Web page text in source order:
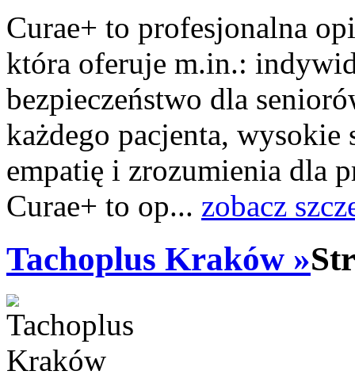
Curae+ to profesjonalna
która oferuje m.in.:
bezpieczeństwo dla
każdego pacjenta, wysokie
empatię i zrozumienia dla
Curae+ to op... zobacz
Tachoplus Kraków »